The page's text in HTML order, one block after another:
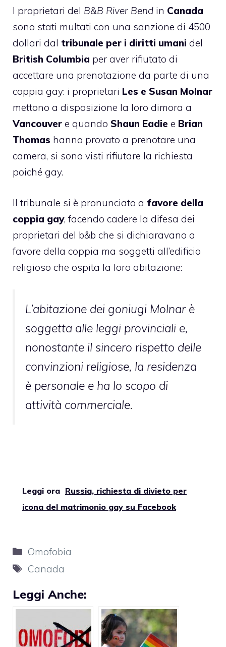
I proprietari del B&B River Bend in Canada
sono stati multati con una sanzione di 4500
dollari dal tribunale per i diritti umani del
British Columbia per aver rifiutato di
accettare una prenotazione da parte di una
coppia gay: i proprietari Les e Susan Molnar
mettono a disposizione la loro dimora a
Vancouver e quando Shaun Eadie e Brian
Thomas hanno provato a prenotare una
camera, si sono visti rifiutare la richiesta
poiché gay.
Il tribunale si è pronunciato a favore della
coppia gay, facendo cadere la difesa dei
proprietari del b&b che si dichiaravano a
favore della coppia ma soggetti all’edificio
religioso che ospita la loro abitazione:
L’abitazione dei goniugi Molnar è
soggetta alle leggi provinciali e,
nonostante il sincero rispetto delle
convinzioni religiose, la residenza
è personale e ha lo scopo di
attività commerciale.
Leggi ora Russia, richiesta di divieto per
icona del matrimonio gay su Facebook
Categorie
Omofobia
Tag
Canada
Leggi Anche: